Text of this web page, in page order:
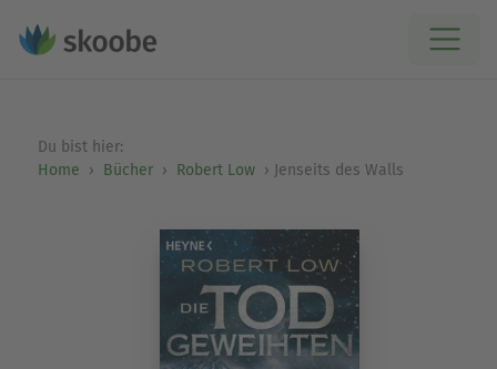
Du bist hier:
Home
Bücher Robert Low Jenseits des Walls